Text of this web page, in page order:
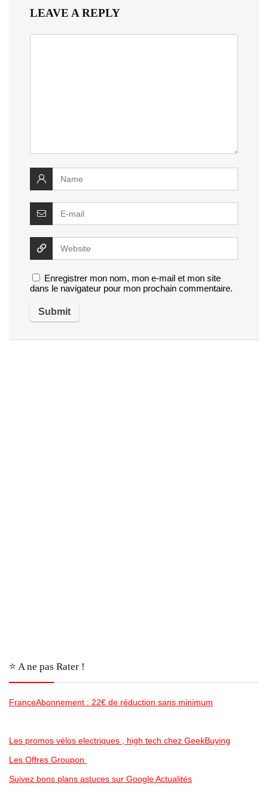
LEAVE A REPLY
Enregistrer mon nom, mon e-mail et mon site
dans le navigateur pour mon prochain commentaire.
⭐️ A ne pas Rater !
FranceAbonnement : 22€ de réduction sans minimum
Les promos vélos electriques , high tech chez GeekBuying
Les Offres Groupon
Suivez bons plans astuces sur Google Actualités